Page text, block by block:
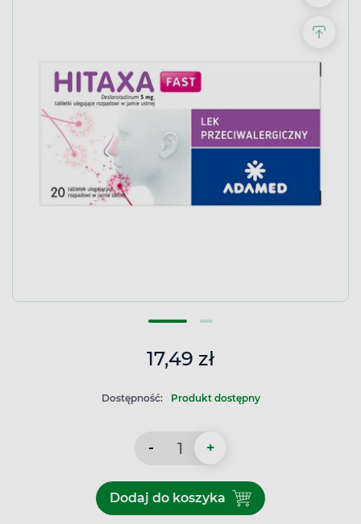
17,49 zł
Dostępność: Produkt dostępny
- +
Dodaj do koszykaDodaj do koszyka Hitaxa